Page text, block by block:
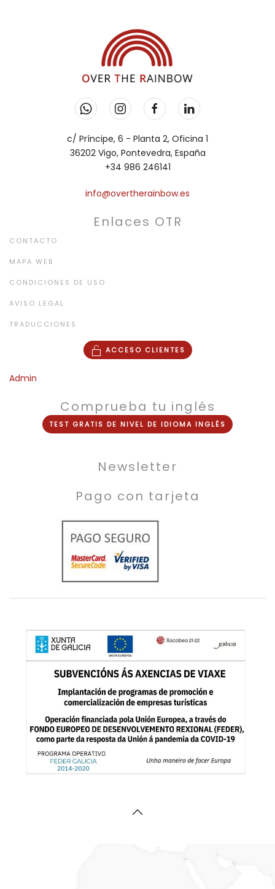
c/ Príncipe, 6 - Planta 2, Oficina 1
36202 Vigo, Pontevedra, España
+34 986 246141
info@overtherainbow.es
Enlaces OTR
CONTACTO
MAPA WEB
CONDICIONES DE USO
AVISO LEGAL
TRADUCCIONES
ACCESO CLIENTES
Admin
Comprueba tu inglés
TEST GRATIS DE NIVEL DE IDIOMA INGLÉS
Newsletter
Pago con tarjeta